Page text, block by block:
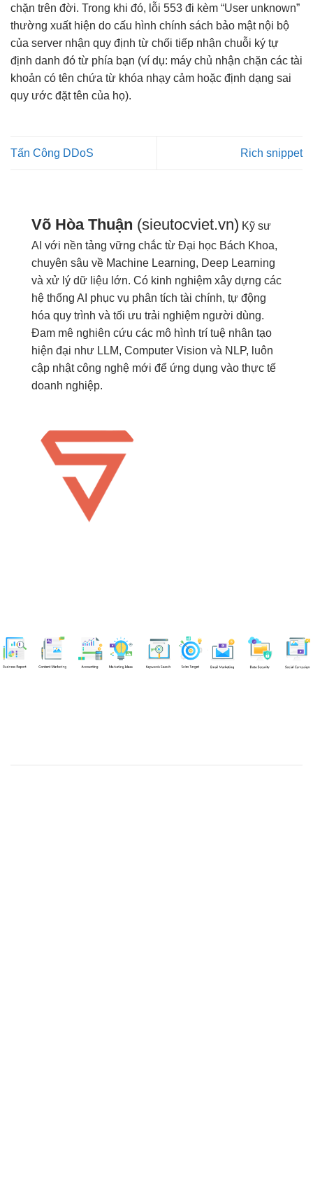
chặn trên đời. Trong khi đó, lỗi 553 đi kèm “User unknown”
thường xuất hiện do cấu hình chính sách bảo mật nội bộ
của server nhận quy định từ chối tiếp nhận chuỗi ký tự
định danh đó từ phía bạn (ví dụ: máy chủ nhận chặn các tài
khoản có tên chứa từ khóa nhạy cảm hoặc định dạng sai
quy ước đặt tên của họ).
Tấn Công DDoS Rich snippet
Võ Hòa Thuận (sieutocviet.vn) Kỹ sư
AI với nền tảng vững chắc từ Đại học Bách Khoa,
chuyên sâu về Machine Learning, Deep Learning
và xử lý dữ liệu lớn. Có kinh nghiệm xây dựng các
hệ thống AI phục vụ phân tích tài chính, tự động
hóa quy trình và tối ưu trải nghiệm người dùng.
Đam mê nghiên cứu các mô hình trí tuệ nhân tạo
hiện đại như LLM, Computer Vision và NLP, luôn
cập nhật công nghệ mới để ứng dụng vào thực tế
doanh nghiệp.